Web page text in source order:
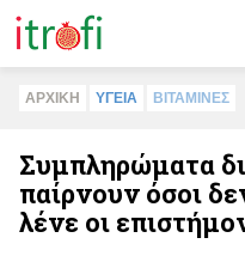
ΑΡΧΙΚΗ ΥΓΕΙΑ ΒΙΤΑΜΙΝΕΣ
Συμπληρώματα
παίρνουν όσοι
λένε οι